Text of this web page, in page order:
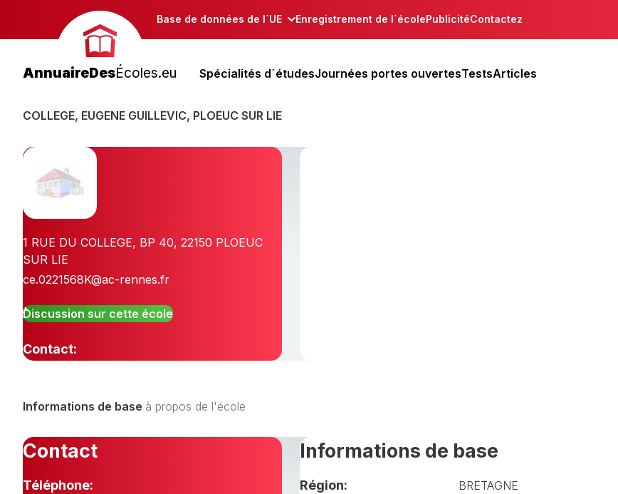
Base de données de l´UE Enregistrement de l´écolePublicitéContactez
AnnuaireDesÉcoles.eu Spécialités d´étudesJournées portes ouvertesTestsArticles
COLLEGE, EUGENE GUILLEVIC, PLOEUC SUR LIE
1 RUE DU COLLEGE, BP 40, 22150 PLOEUC
SUR LIE
ce.0221568K@ac-rennes.fr
Discussion sur cette école
Contact:
Informations de base à propos de l'école
Contact
Téléphone:
Informations de base
Région:
BRETAGNE